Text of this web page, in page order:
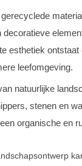
decoratieve
esthetiek ontstaat
leefomgeving.
natuurlijke
stenen en
organische en